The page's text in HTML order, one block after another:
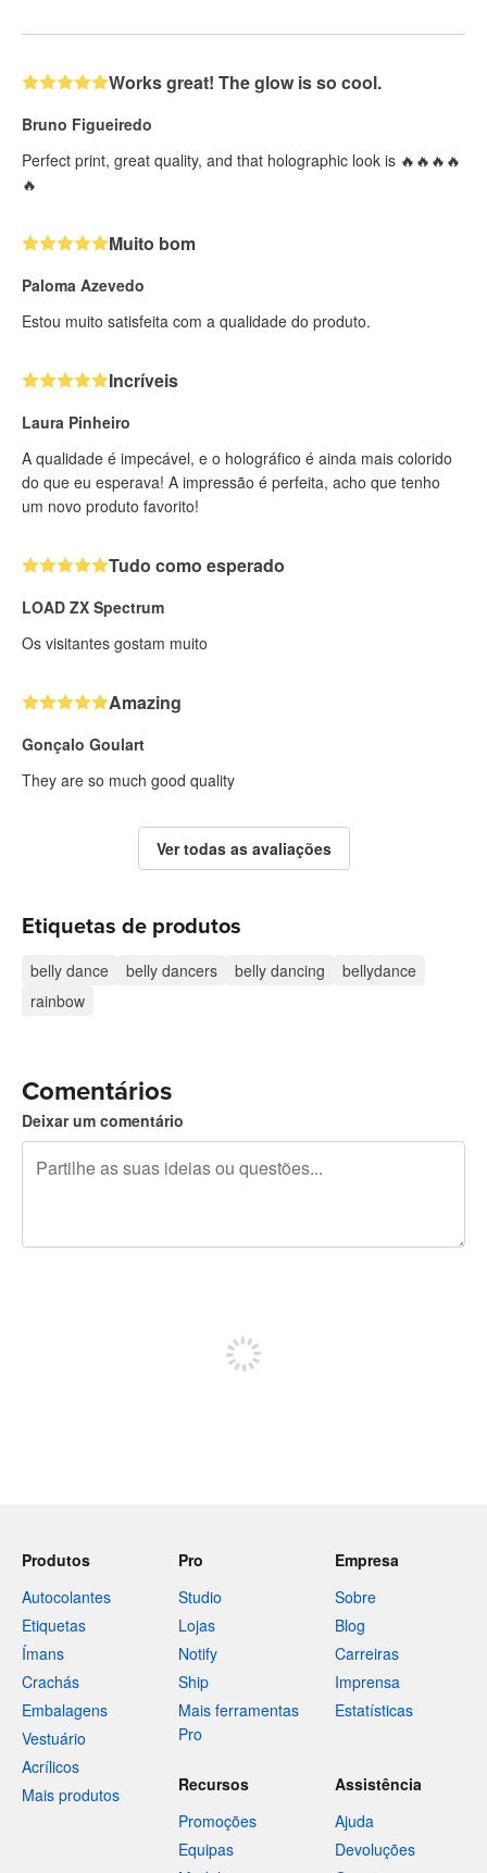
Works great! The glow is so cool.
Bruno Figueiredo
Perfect print, great quality, and that holographic look is 🔥🔥🔥🔥
🔥
Muito bom
Paloma Azevedo
Estou muito satisfeita com a qualidade do produto.
Incríveis
Laura Pinheiro
A qualidade é impecável, e o holográfico é ainda mais colorido
do que eu esperava! A impressão é perfeita, acho que tenho
um novo produto favorito!
Tudo como esperado
LOAD ZX Spectrum
Os visitantes gostam muito
Amazing
Gonçalo Goulart
They are so much good quality
Ver todas as avaliações
Etiquetas de produtos
belly dance belly dancers belly dancing
bellydance
rainbow
Comentários
Deixar um comentário
Produtos
Autocolantes
Etiquetas
Ímans
Crachás
Embalagens
Vestuário
Acrílicos
Mais produtos
Pro
Studio
Lojas
Notify
Ship
Mais ferramentas
Pro
Empresa
Sobre
Blog
Carreiras
Imprensa
Estatísticas
Recursos
Promoções
Equipas
Assistência
Ajuda
Devoluções